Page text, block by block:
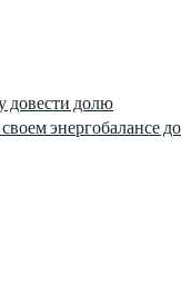
довести долю
энергобалансе до